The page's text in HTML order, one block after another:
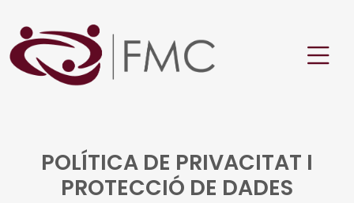
POLÍTICA DE PRIVACITAT I
PROTECCIÓ DE DADES